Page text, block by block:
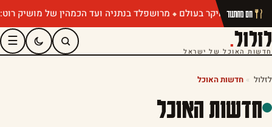
מרושפלד בנתניה ועד הכמהין של מושיק רוט: תפריטי קיץחם מהתנור
לזלול.
חדשות האוכל של ישראל
☰
לזלול » חדשות האוכל
חדשות האוכל